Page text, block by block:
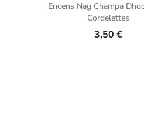
Encens Nag Champa
Cordelettes
3,50 €